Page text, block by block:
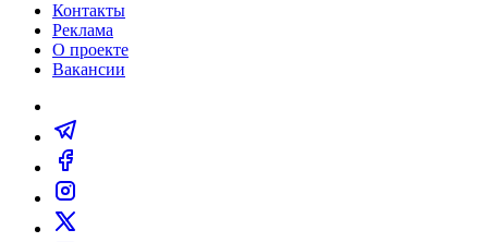
Контакты
Реклама
О проекте
Вакансии